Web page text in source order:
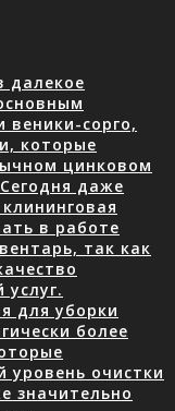
далекое
сорго,
которые
цинковом
даже
в работе
так как
для уборки
более
уровень очистки
значительно